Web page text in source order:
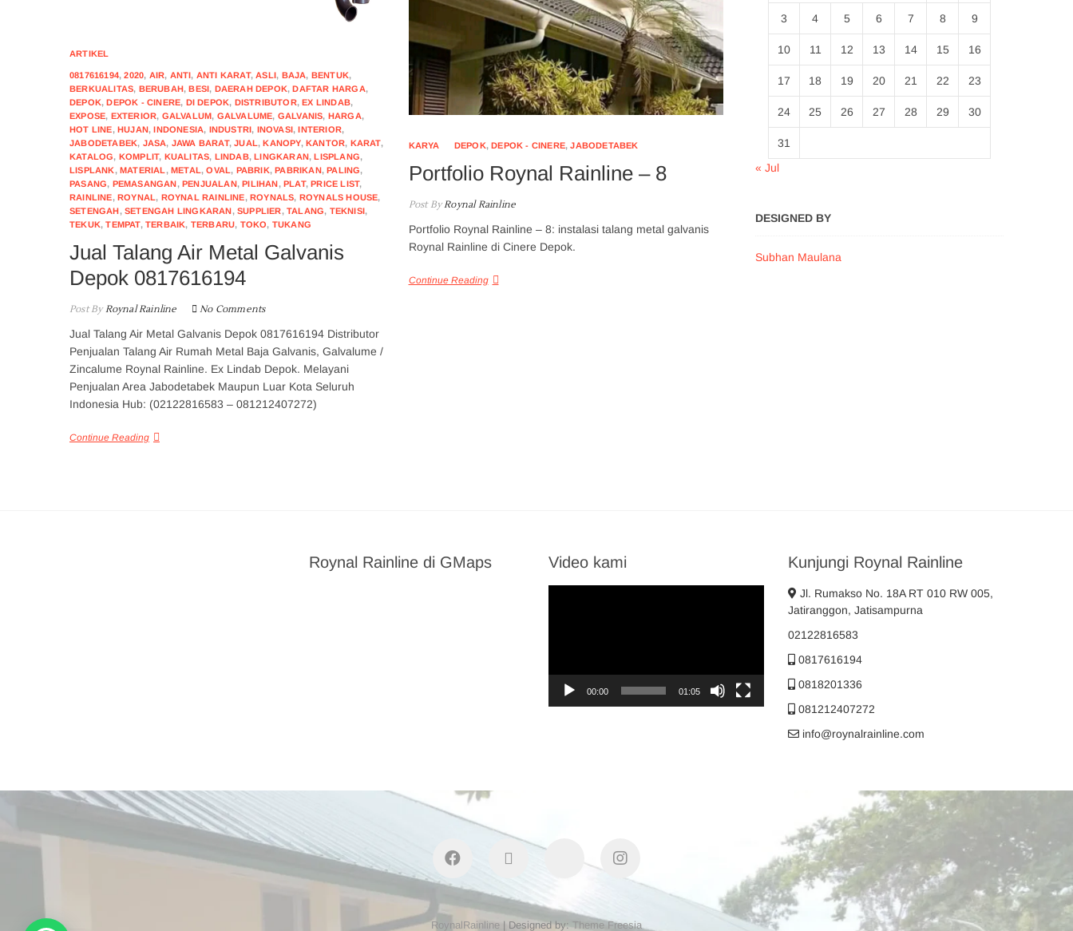
ARTIKEL
0817616194,2020, AIR, ANTI, ANTI KARAT,ASLI, BAJA, BENTUK,
BERKUALITAS, BERUBAH,BESI, DAERAH DEPOK,DAFTAR HARGA,
DEPOK,DEPOK - CINERE, DI DEPOK, DISTRIBUTOR,EX LINDAB,
EXPOSE, EXTERIOR, GALVALUM, GALVALUME, GALVANIS, HARGA,
HOT LINE,HUJAN,INDONESIA, INDUSTRI, INOVASI,INTERIOR,
JABODETABEK, JASA, JAWA BARAT,JUAL,KANOPY,KANTOR, KARAT,
KATALOG, KOMPLIT, KUALITAS, LINDAB,LINGKARAN,LISPLANG,
LISPLANK,MATERIAL ,METAL,OVAL, PABRIK,PABRIKAN,PALING,
PASANG, PEMASANGAN,PENJUALAN,PILIHAN,PLAT,PRICE LIST,
RAINLINE,ROYNAL, ROYNAL RAINLINE,ROYNALS, ROYNALS HOUSE,
SETENGAH,SETENGAH LINGKARAN,SUPPLIER,TALANG, TEKNISI,
TEKUK,TEMPAT,TERBAIK, TERBARU, TOKO, TUKANG
Jual Talang Air Metal Galvanis
Depok 0817616194
Post ByRoynal Rainline No Comments
Jual Talang Air Metal Galvanis Depok 0817616194 Distributor
Penjualan Talang Air Rumah Metal Baja Galvanis, Galvalume /
Zincalume Roynal Rainline. Ex Lindab Depok. Melayani
Penjualan Area Jabodetabek Maupun Luar Kota Seluruh
Indonesia Hub: (02122816583 – 081212407272)
Continue Reading
KARYA DEPOK,DEPOK - CINERE,JABODETABEK
Portfolio Roynal Rainline – 8
Post ByRoynal Rainline
Portfolio Roynal Rainline – 8: instalasi talang metal galvanis
Roynal Rainline di Cinere Depok.
Continue Reading
3 4 5 6 7 8 9
10 11 12 13 14 15 16
17 18 19 20 21 22 23
24 25 26 27 28 29 30
31
« Jul
DESIGNED BY
Subhan Maulana
Roynal Rainline di GMaps Video kami
00:00 01:05
Kunjungi Roynal Rainline
Jl. Rumakso No. 18A RT 010 RW 005,
Jatiranggon, Jatisampurna
02122816583
0817616194
0818201336
081212407272
info@roynalrainline.com
facebook youtube instagram
RoynalRainline | Designed by:Theme Freesia